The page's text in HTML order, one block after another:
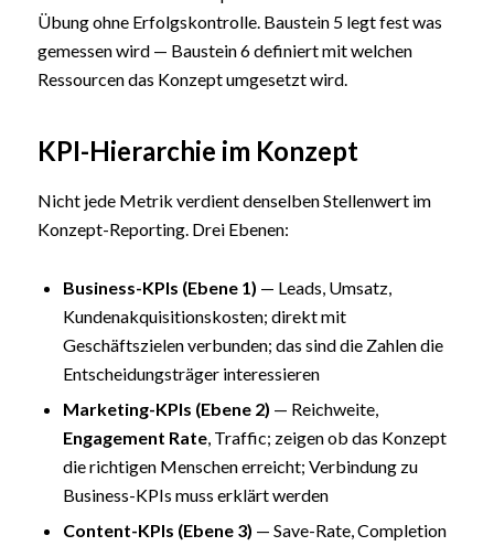
Übung ohne Erfolgskontrolle. Baustein 5 legt fest was
gemessen wird — Baustein 6 definiert mit welchen
Ressourcen das Konzept umgesetzt wird.
KPI-Hierarchie im Konzept
Nicht jede Metrik verdient denselben Stellenwert im
Konzept-Reporting. Drei Ebenen:
Business-KPIs (Ebene 1) — Leads, Umsatz,
Kundenakquisitionskosten; direkt mit
Geschäftszielen verbunden; das sind die Zahlen die
Entscheidungsträger interessieren
Marketing-KPIs (Ebene 2) — Reichweite,
Engagement Rate, Traffic; zeigen ob das Konzept
die richtigen Menschen erreicht; Verbindung zu
Business-KPIs muss erklärt werden
Content-KPIs (Ebene 3) — Save-Rate, Completion